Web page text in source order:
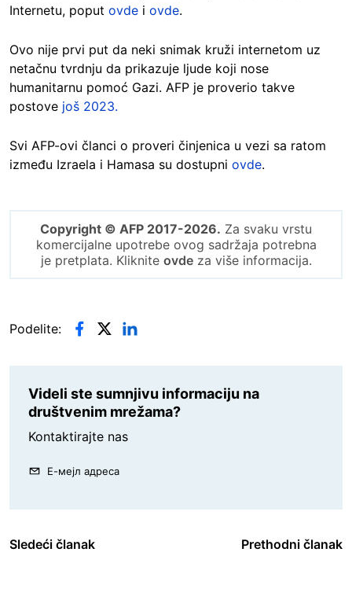
Internetu, poput ovde i ovde.
Ovo nije prvi put da neki snimak kruži internetom uz
netačnu tvrdnju da prikazuje ljude koji nose
humanitarnu pomoć Gazi. AFP je proverio takve
postove još 2023.
Svi AFP-ovi članci o proveri činjenica u vezi sa ratom
između Izraela i Hamasa su dostupni ovde.
Copyright © AFP 2017-2026. Za svaku vrstu
komercijalne upotrebe ovog sadržaja potrebna
je pretplata. Kliknite ovdeza više informacija.
Podelite:
Videli ste sumnjivu informaciju na
društvenim mrežama?
Kontaktirajte nas
Е-мејл адреса
Sledeći članak Prethodni članak